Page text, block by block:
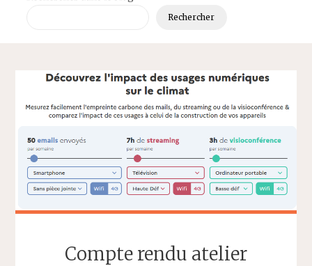
Rechercher
Compte rendu atelier